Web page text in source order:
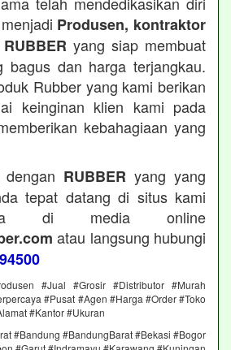
Produsen, kontraktor
yang siap membuat
bagus dan harga terjangkau.
Rubber yang kami berikan
keinginan klien kami pada
kebahagiaan yang
RUBBER yang yang
tepat datang di situs kami
di media online
atau langsung hubungi
#Jual #Grosir #Distributor #Murah
#Pusat #Agen #Harga #Order #Toko
#Kantor #Ukuran
#Bandung #BandungBarat #Bekasi #Bogor